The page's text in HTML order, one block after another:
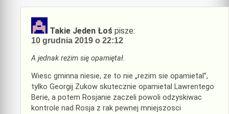
Takie Jeden Łoś pisze:
10 grudnia 2019 o 22:12
A jednak reżim się opamiętał.
Wiesc gminna niesie, ze to nie „rezim sie opamietal”,
tylko Georgij Zukow skutecznie opamietal Lawrentego
Berie, a potem Rosjanie zaczeli powoli odzyskiwac
kontrole nad Rosja z rak pewnej mniejszosci